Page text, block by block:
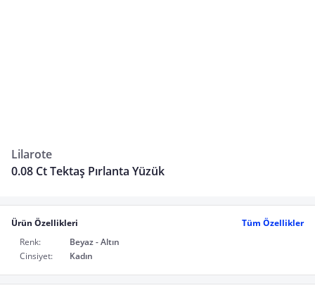
Lilarote
0.08 Ct Tektaş Pırlanta Yüzük
Ürün Özellikleri
Tüm Özellikler
Renk:
Beyaz - Altın
Cinsiyet:
Kadın